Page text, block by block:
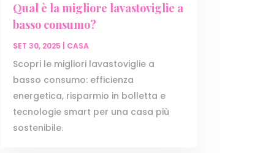
Qual è la migliore lavastoviglie a
basso consumo?
SET 30, 2025 CASA
Scopri le migliori lavastoviglie a
basso consumo: efficienza
energetica, risparmio in bolletta e
tecnologie smart per una casa più
sostenibile.